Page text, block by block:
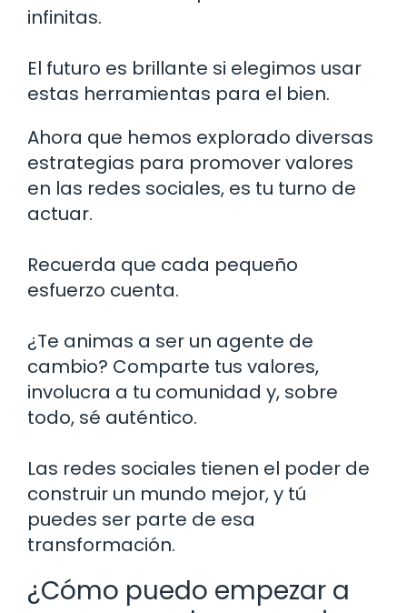
infinitas.
El futuro es brillante si elegimos usar
estas herramientas para el bien.
Ahora que hemos explorado diversas
estrategias para promover valores
en las redes sociales, es tu turno de
actuar.
Recuerda que cada pequeño
esfuerzo cuenta.
¿Te animas a ser un agente de
cambio? Comparte tus valores,
involucra a tu comunidad y, sobre
todo, sé auténtico.
Las redes sociales tienen el poder de
construir un mundo mejor, y tú
puedes ser parte de esa
transformación.
¿Cómo puedo empezar a